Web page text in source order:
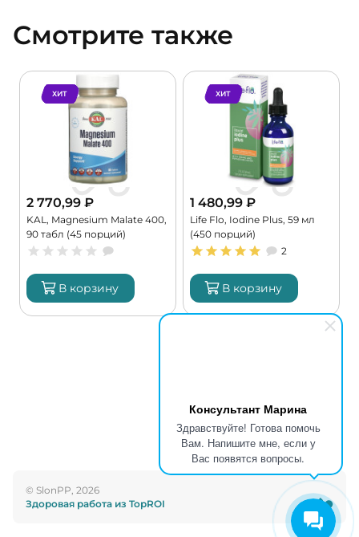
Консультант Марина
Здравствуйте! Готова помочь
Вам. Напишите мне, если у
Вас появятся вопросы.
Смотрите также
ХИТ
2 770,99 ₽
KAL, Magnesium Malate 400,
90 табл (45 порций)
В корзину
ХИТ
1 480,99 ₽
Life Flo, Iodine Plus, 59 мл
(450 порций)
2
В корзину
© SlonPP, 2026
Здоровая работа из TopROI